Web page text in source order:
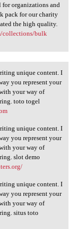
ideal
for organizations and
pack for our charity
the high quality.
collections/bulk
unique content. I
you represent your
your way of
toto togel
unique content. I
you represent your
your way of
slot demo
unique content. I
you represent your
your way of
situs toto